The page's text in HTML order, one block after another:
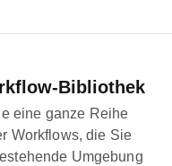
Bibliothek
eine ganze Reihe
Workflows, die Sie
Umgebung